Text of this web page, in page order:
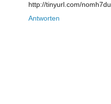
http://tinyurl.com/nomh7du
Antworten